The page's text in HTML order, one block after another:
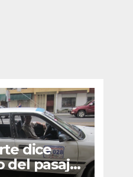
dice
del pasaje